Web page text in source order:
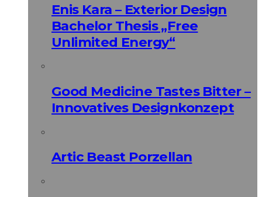
Enis Kara – Exterior Design
Bachelor Thesis „Free
Unlimited Energy“
Good Medicine Tastes Bitter –
Innovatives Designkonzept
Artic Beast Porzellan